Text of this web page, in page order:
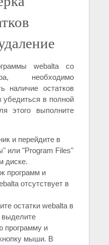
webalta со
необходимо
наличие остатков
в полной
этого выполните
и перейдите в
или "Program Files"
диске.
программ и
отсутствует в
остатки webalta в
выделите
программу и
мыши. В